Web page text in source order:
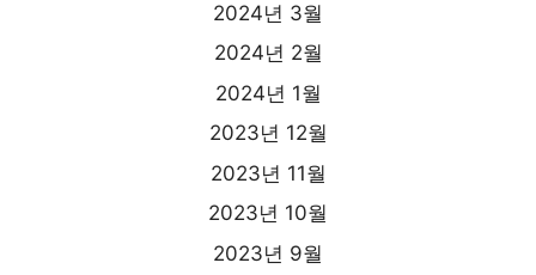
2024년 3월
2024년 2월
2024년 1월
2023년 12월
2023년 11월
2023년 10월
2023년 9월